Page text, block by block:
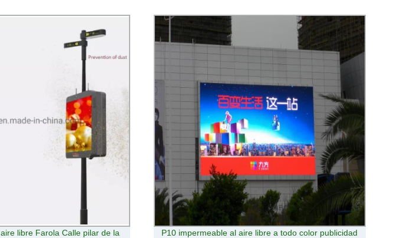
libre Farola Calle pilar de la
P10 impermeable al aire libre a todo color publicidad